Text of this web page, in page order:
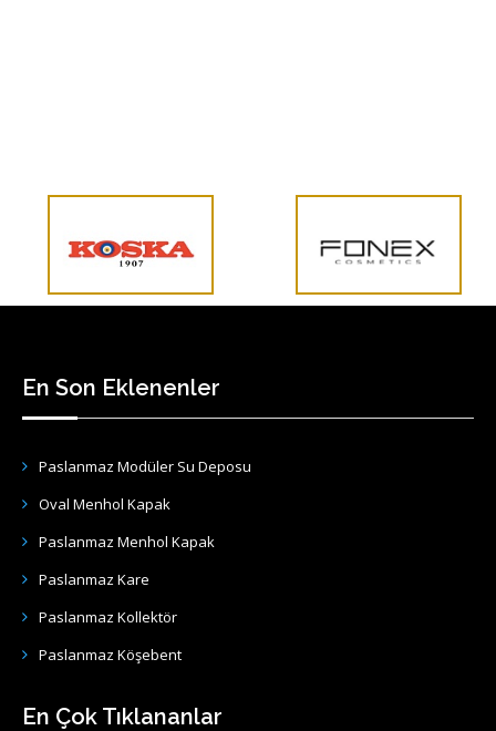
En Son Eklenenler
Paslanmaz Modüler Su Deposu
Oval Menhol Kapak
Paslanmaz Menhol Kapak
Paslanmaz Kare
Paslanmaz Kollektör
Paslanmaz Köşebent
En Çok Tıklananlar